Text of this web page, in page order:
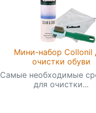
Мини-набор Collonil
очистки обуви
Самые необходимые
для очистки...